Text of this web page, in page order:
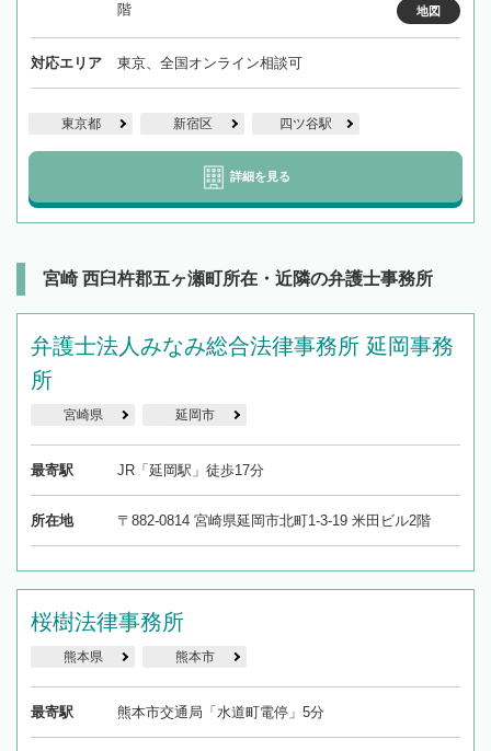
階
地図
対応エリア 東京、全国オンライン相談可
東京都 新宿区 四ツ谷駅
詳細を見る
宮崎 西臼杵郡五ヶ瀬町所在・近隣の弁護士事務所
弁護士法人みなみ総合法律事務所 延岡事務
所
宮崎県 延岡市
最寄駅 JR「延岡駅」徒歩17分
所在地 〒882-0814 宮崎県延岡市北町1-3-19 米田ビル2階
桜樹法律事務所
熊本県 熊本市
最寄駅 熊本市交通局「水道町電停」5分